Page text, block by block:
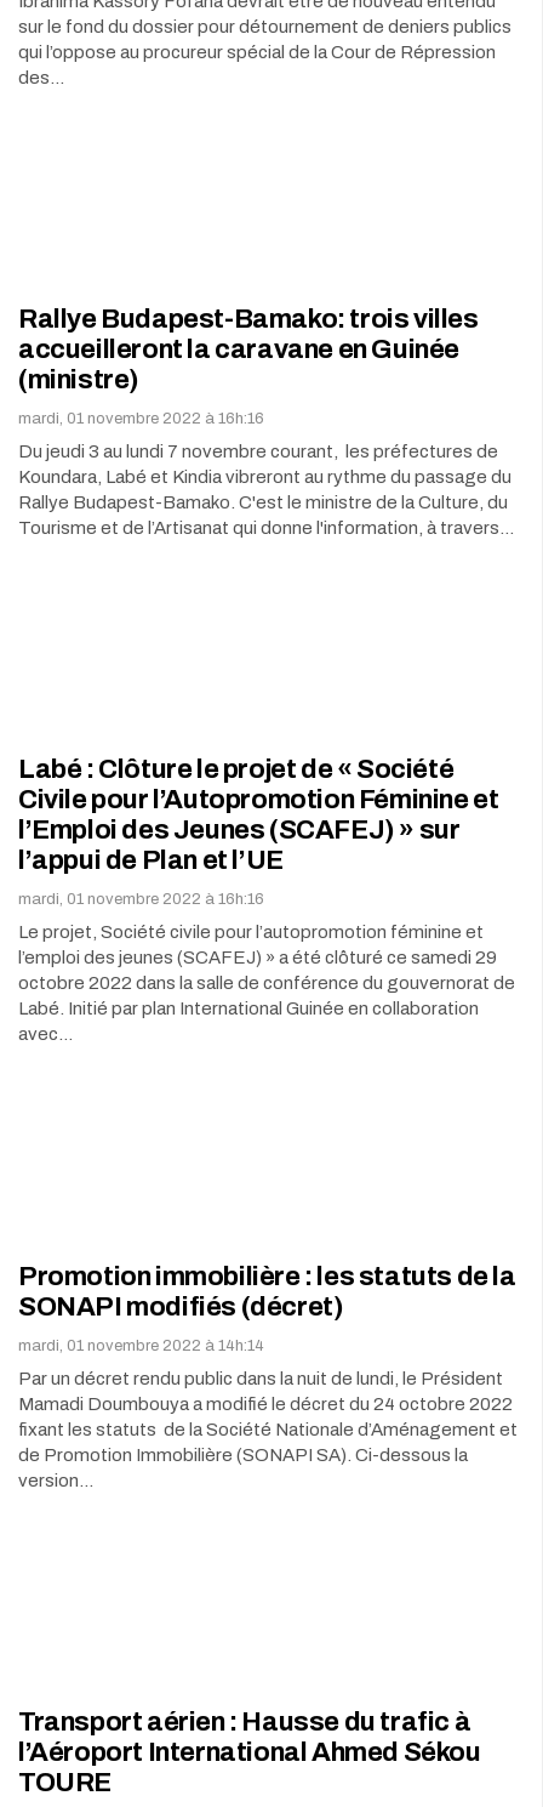
sur le fond du dossier pour détournement de deniers publics
qui l’oppose au procureur spécial de la Cour de Répression
des…
Rallye Budapest-Bamako: trois villes
accueilleront la caravane en Guinée
(ministre)
mardi, 01 novembre 2022 à 16h:16
Du jeudi 3 au lundi 7 novembre courant, les préfectures de
Koundara, Labé et Kindia vibreront au rythme du passage du
Rallye Budapest-Bamako. C'est le ministre de la Culture, du
Tourisme et de l’Artisanat qui donne l'information, à travers…
Labé : Clôture le projet de « Société
Civile pour l’Autopromotion Féminine et
l’Emploi des Jeunes (SCAFEJ) » sur
l’appui de Plan et l’UE
mardi, 01 novembre 2022 à 16h:16
Le projet, Société civile pour l’autopromotion féminine et
l’emploi des jeunes (SCAFEJ) » a été clôturé ce samedi 29
octobre 2022 dans la salle de conférence du gouvernorat de
Labé. Initié par plan International Guinée en collaboration
avec…
Promotion immobilière : les statuts de la
SONAPI modifiés (décret)
mardi, 01 novembre 2022 à 14h:14
Par un décret rendu public dans la nuit de lundi, le Président
Mamadi Doumbouya a modifié le décret du 24 octobre 2022
fixant les statuts de la Société Nationale d’Aménagement et
de Promotion Immobilière (SONAPI SA). Ci-dessous la
version…
Transport aérien : Hausse du trafic à
l’Aéroport International Ahmed Sékou
TOURE